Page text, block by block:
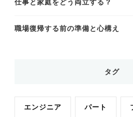
仕事と家庭をどう両立する？
職場復帰する前の準備と心構え
タグ
エンジニア パート